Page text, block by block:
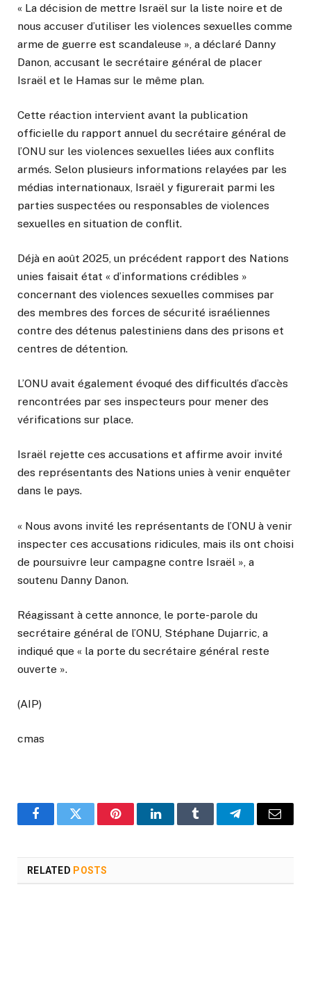
« La décision de mettre Israël sur la liste noire et de
nous accuser d’utiliser les violences sexuelles comme
arme de guerre est scandaleuse », a déclaré Danny
Danon, accusant le secrétaire général de placer
Israël et le Hamas sur le même plan.
Cette réaction intervient avant la publication
officielle du rapport annuel du secrétaire général de
l’ONU sur les violences sexuelles liées aux conflits
armés. Selon plusieurs informations relayées par les
médias internationaux, Israël y figurerait parmi les
parties suspectées ou responsables de violences
sexuelles en situation de conflit.
Déjà en août 2025, un précédent rapport des Nations
unies faisait état « d’informations crédibles »
concernant des violences sexuelles commises par
des membres des forces de sécurité israéliennes
contre des détenus palestiniens dans des prisons et
centres de détention.
L’ONU avait également évoqué des difficultés d’accès
rencontrées par ses inspecteurs pour mener des
vérifications sur place.
Israël rejette ces accusations et affirme avoir invité
des représentants des Nations unies à venir enquêter
dans le pays.
« Nous avons invité les représentants de l’ONU à venir
inspecter ces accusations ridicules, mais ils ont choisi
de poursuivre leur campagne contre Israël », a
soutenu Danny Danon.
Réagissant à cette annonce, le porte-parole du
secrétaire général de l’ONU, Stéphane Dujarric, a
indiqué que « la porte du secrétaire général reste
ouverte ».
(AIP)
cmas
FacebookTwitter PinterestLinkedInTumblr TelegramEmail
RELATED POSTS